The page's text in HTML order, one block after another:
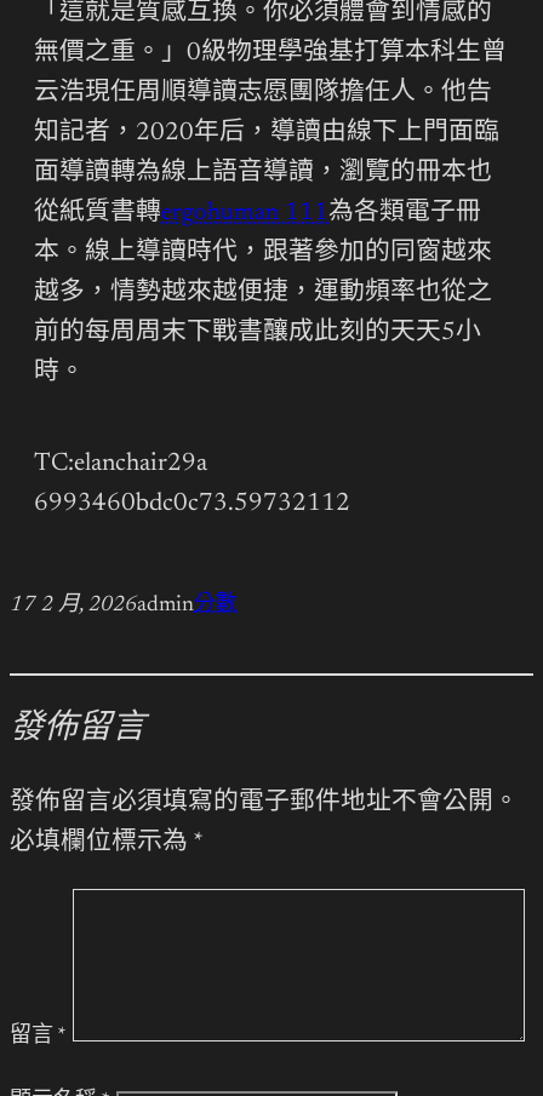
「這就是質感互換。你必須體會到情感的
無價之重。」0級物理學強基打算本科生曾
云浩現任周順導讀志愿團隊擔任人。他告
知記者，2020年后，導讀由線下上門面臨
面導讀轉為線上語音導讀，瀏覽的冊本也
從紙質書轉ergohuman 111為各類電子冊
本。線上導讀時代，跟著參加的同窗越來
越多，情勢越來越便捷，運動頻率也從之
前的每周周末下戰書釀成此刻的天天5小
時。
TC:elanchair29a
6993460bdc0c73.59732112
17 2 月, 2026admin分數
發佈留言
發佈留言必須填寫的電子郵件地址不會公開。
必填欄位標示為 *
留言 *